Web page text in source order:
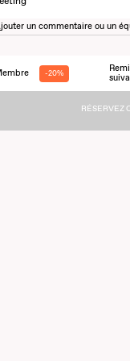
un commentaire ou un
-20%
RÉSERVEZ